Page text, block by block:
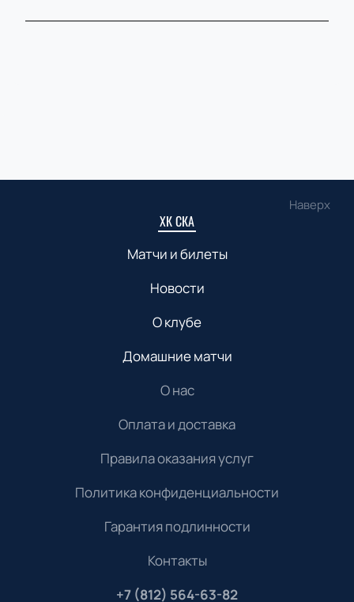
Наверх
ХК СКА
Матчи и билеты
Новости
О клубе
Домашние матчи
О нас
Оплата и доставка
Правила оказания услуг
Политика конфиденциальности
Гарантия подлинности
Контакты
+7 (812) 564-63-82